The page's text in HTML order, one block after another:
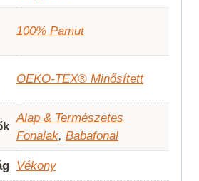
100% Pamut
OEKO-TEX® Minősített
Alap & Természetes
Fonalak, Babafonal
Vékony